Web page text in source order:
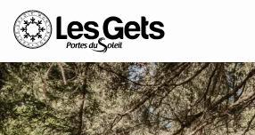
Aller
au
contenu
principal